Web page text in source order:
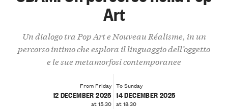
Art
Un dialogo tra Pop Art e Nouveau Réalisme, in un
percorso intimo che esplora il linguaggio dell’oggetto
e le sue metamorfosi contemporanee
From Friday
12 DECEMBER 2025
at 15:30
To Sunday
14 DECEMBER 2025
at 18:30